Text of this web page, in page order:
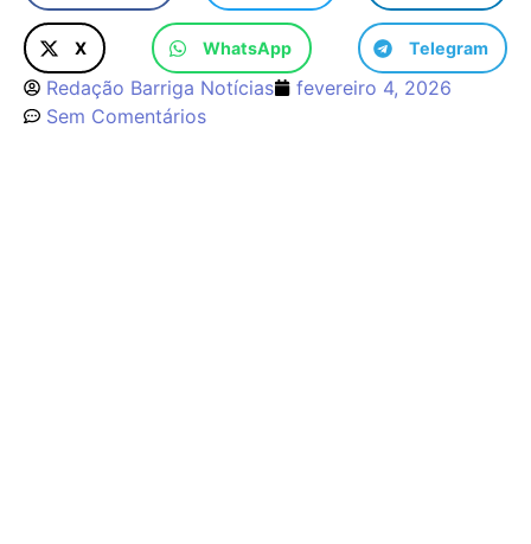
X WhatsApp Telegram
Redação Barriga Notícias
fevereiro 4, 2026
Sem Comentários